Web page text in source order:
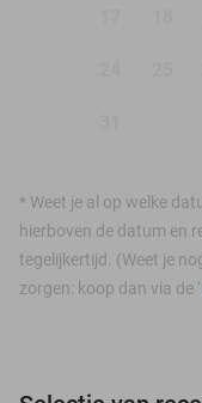
* Weet je al op welke
hierboven de datum en
tegelijkertijd. (Weet je
zorgen: koop dan via de ‘